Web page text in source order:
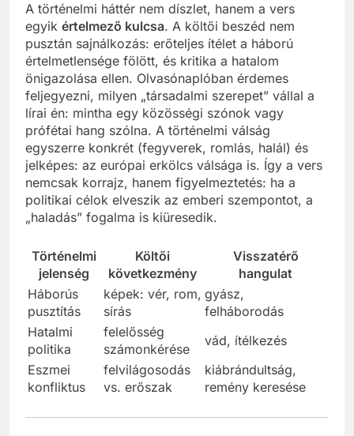
A történelmi háttér nem díszlet, hanem a vers
egyik értelmező kulcsa. A költői beszéd nem
pusztán sajnálkozás: erőteljes ítélet a háború
értelmetlensége fölött, és kritika a hatalom
önigazolása ellen. Olvasónaplóban érdemes
feljegyezni, milyen „társadalmi szerepet” vállal a
lírai én: mintha egy közösségi szónok vagy
prófétai hang szólna. A történelmi válság
egyszerre konkrét (fegyverek, romlás, halál) és
jelképes: az európai erkölcs válsága is. Így a vers
nemcsak korrajz, hanem figyelmeztetés: ha a
politikai célok elveszik az emberi szempontot, a
„haladás” fogalma is kiüresedik.
Történelmi
jelenség
Költői
következmény
Visszatérő
hangulat
Háborús
pusztítás
képek: vér, rom,
sírás
gyász,
felháborodás
Hatalmi
politika
felelősség
számonkérése
vád, ítélkezés
Eszmei
konfliktus
felvilágosodás
vs. erőszak
kiábrándultság,
remény keresése